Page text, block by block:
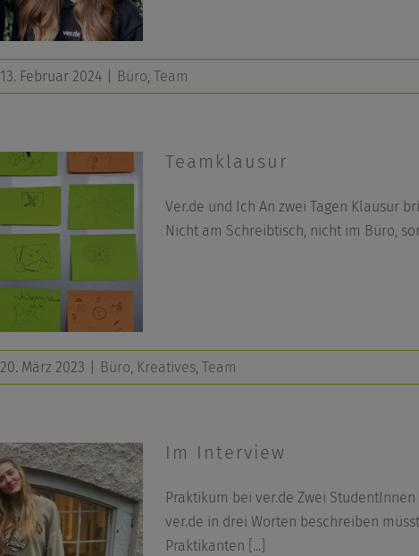
13. Februar 2024 Büro, Team
Teamklausur
Ver.de und Ich An zwei Tagen Klausur
Nicht am Schreibtisch, nicht im Büro,
20. März 2023 Büro, Kreatives, Team
Im Interview
Praktikum bei ver.de Zwei
ver.de in drei Worten beschreiben
Praktikanten [...]